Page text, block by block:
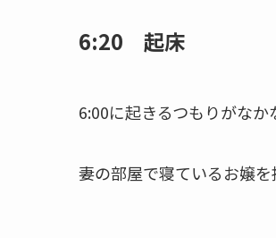
6:20 起床
6:00に起きるつもりがな
妻の部屋で寝ているお嬢を